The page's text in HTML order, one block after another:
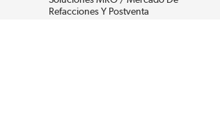
Refacciones Y Postventa